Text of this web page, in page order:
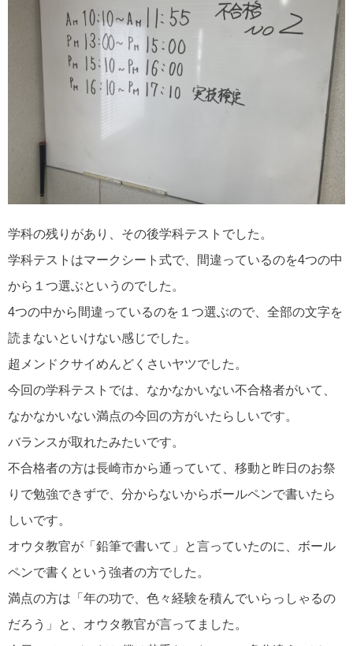
学科の残りがあり、その後学科テストでした。
学科テストはマークシート式で、間違っているのを4つの中
から１つ選ぶというのでした。
4つの中から間違っているのを１つ選ぶので、全部の文字を
読まないといけない感じでした。
超メンドクサイめんどくさいヤツでした。
今回の学科テストでは、なかなかいない不合格者がいて、
なかなかいない満点の今回の方がいたらしいです。
バランスが取れたみたいです。
不合格者の方は長崎市から通っていて、移動と昨日のお祭
りで勉強できずで、分からないからボールペンで書いたら
しいです。
オウタ教官が「鉛筆で書いて」と言っていたのに、ボール
ペンで書くという強者の方でした。
満点の方は「年の功で、色々経験を積んでいらっしゃるの
だろう」と、オウタ教官が言ってました。